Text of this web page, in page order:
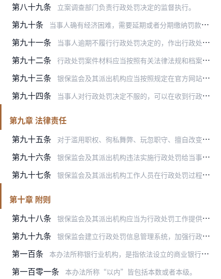
第八十九条 立案调查部门负责行政处罚决定的监督执行。
第九十条 当事人确有经济困难，需要延期或者分期缴纳罚款的，经当事人申请，由分管立案调查部门的负责人批准，可以暂缓或者分期缴纳。
第九十一条 当事人逾期不履行行政处罚决定的，作出行政处罚决定的机构可以采取下列措施：
第九十二条 行政处罚案件材料应当按照有关法律法规和档案管理规定归档保存。
第九十三条 银保监会及其派出机构应当按照规定在官方网站上公开行政处罚有关信息。
第九十四条 当事人对行政处罚决定不服的，可以在收到行政处罚决定书之日起六十日以内申请行政复议，也可以在收到行政处罚决定书之日起六个月以内直接向有管辖权的人民法院提起行政诉讼…
第九章 法律责任
第九十五条
对于滥用职权、徇私舞弊、玩忽职守、擅自改变行政处罚决定种类和幅度等严重违反行政处罚工作纪律的人员，依法给予行政处分；涉嫌犯罪的，依法移送纪检监察机关处理。
第九十六条 银保监会及其派出机构违法实施行政处罚给当事人造成损害的，应当依法予以赔偿。对有关责任人员应当依法给予行政处分；涉嫌犯罪的，依法移送纪检监察机关处理。
第九十七条 银保监会及其派出机构工作人员在行政处罚过程中，利用职务便利索取或者收受他人财物、收缴罚款据为己有的，依法给予行政处分；涉嫌犯罪的，依法移送纪检监察机关处理。
第十章 附则
第九十八条
银保监会及其派出机构应当为行政处罚工作提供必要的人力资源与财务经费保障。
第九十九条 银保监会建立行政处罚信息管理系统，加强行政处罚统计分析工作。
第一百条 本办法所称银行业机构，是指依法设立的商业银行、农村合作银行、农村信用社、村镇银行等吸收公众存款的金融机构和政策性银行，金融资产管理公司、信托公司、企业集团财务公…
第一百零一条 本办法所称“以内”皆包括本数或者本级。